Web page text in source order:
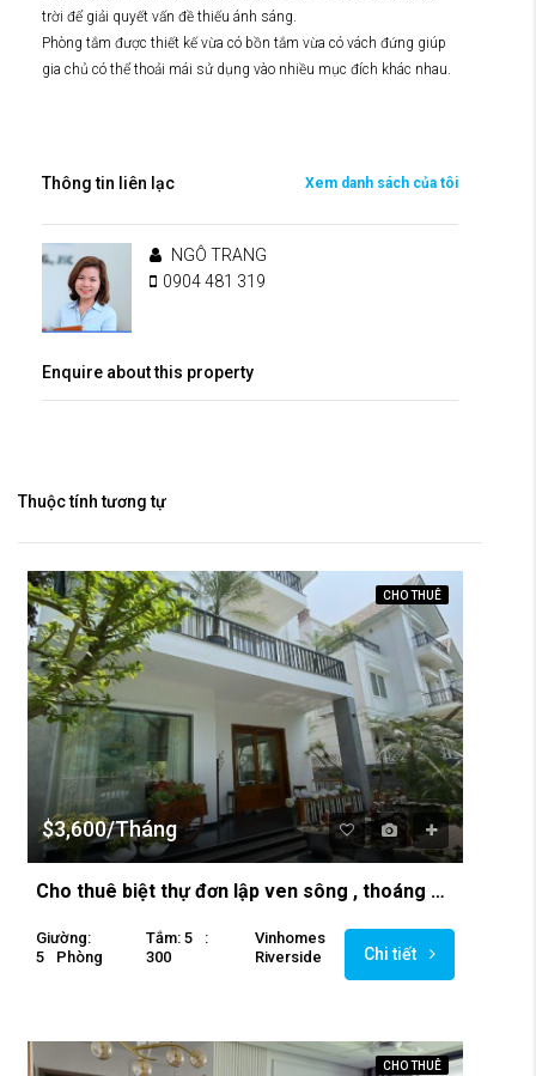
trời để giải quyết vấn đề thiếu ánh sáng.
Phòng tắm được thiết kế vừa có bồn tắm vừa có vách đứng giúp
gia chủ có thể thoải mái sử dụng vào nhiều mục đích khác nhau.
Thông tin liên lạc Xem danh sách của tôi
NGÔ TRANG
0904 481 319
Enquire about this property
Thuộc tính tương tự
CHO THUÊ
$3,600/Tháng
Cho thuê biệt thự đơn lập ven sông , thoáng đẹp tại Vinhomes Riverside Hoa Phượng
Giường:
5
Phòng
Tắm: 5
:
300
Vinhomes
Riverside
Chi tiết
CHO THUÊ